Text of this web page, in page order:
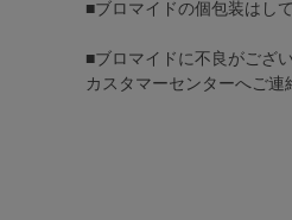
■ブロマイドの個包装はし
■ブロマイドに不良がござ
カスタマーセンターへご連